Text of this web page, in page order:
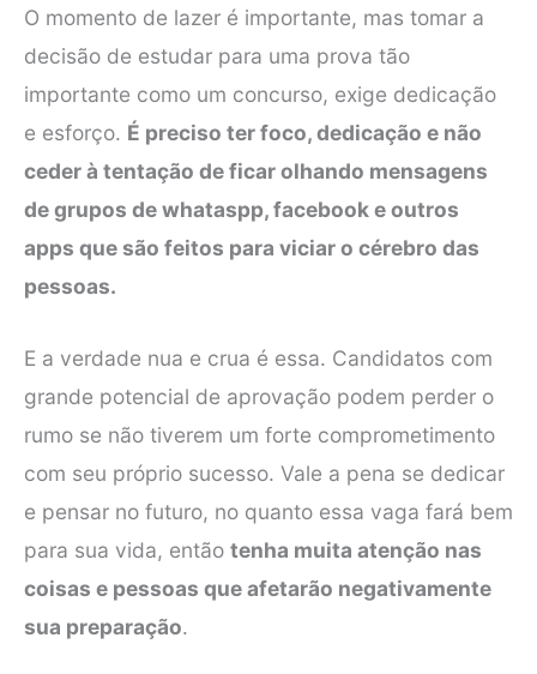
O momento de lazer é importante, mas tomar a
decisão de estudar para uma prova tão
importante como um concurso, exige dedicação
e esforço. É preciso ter foco, dedicação e não
ceder à tentação de ficar olhando mensagens
de grupos de whataspp, facebook e outros
apps que são feitos para viciar o cérebro das
pessoas.
E a verdade nua e crua é essa. Candidatos com
grande potencial de aprovação podem perder o
rumo se não tiverem um forte comprometimento
com seu próprio sucesso. Vale a pena se dedicar
e pensar no futuro, no quanto essa vaga fará bem
para sua vida, então tenha muita atenção nas
coisas e pessoas que afetarão negativamente
sua preparação.